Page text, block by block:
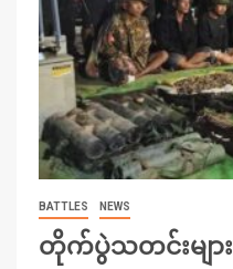
BATTLES NEWS
တိုက်ပွဲသတင်းများ